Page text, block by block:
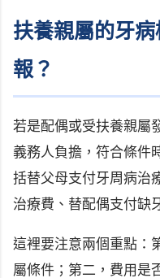
扶養親屬的牙
報？
若是配偶或受扶養親屬
義務人負擔，符合條件
括替父母支付牙周病治
治療費、替配偶支付缺
這裡要注意兩個重點：
屬條件；第二，費用是